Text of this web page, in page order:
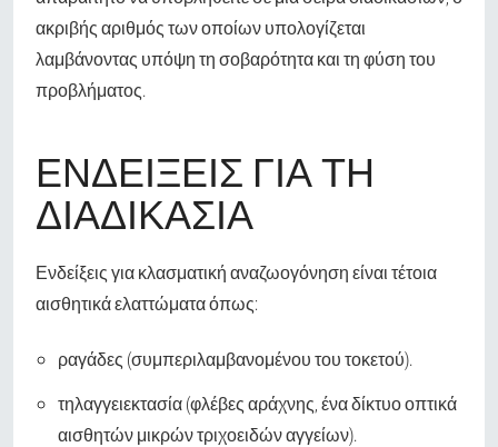
ακριβής αριθμός των οποίων υπολογίζεται
λαμβάνοντας υπόψη τη σοβαρότητα και τη φύση του
προβλήματος.
ΕΝΔΕΊΞΕΙΣ ΓΙΑ ΤΗ
ΔΙΑΔΙΚΑΣΊΑ
Ενδείξεις για κλασματική αναζωογόνηση είναι τέτοια
αισθητικά ελαττώματα όπως:
ραγάδες (συμπεριλαμβανομένου του τοκετού).
τηλαγγειεκτασία (φλέβες αράχνης, ένα δίκτυο οπτικά
αισθητών μικρών τριχοειδών αγγείων).